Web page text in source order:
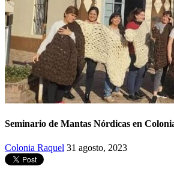
Seminario de Mantas Nórdicas en
Colonia Raquel 31 agosto, 2023